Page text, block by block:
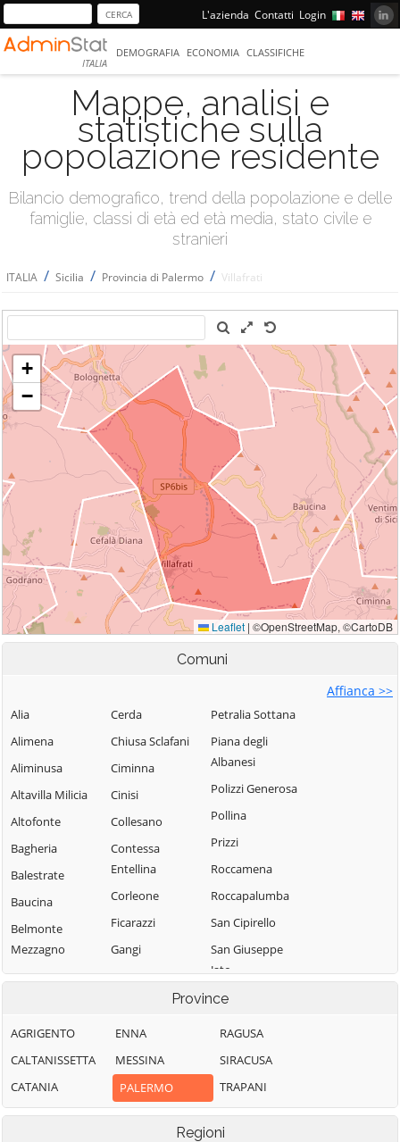
L'azienda Contatti Login
ITALIA
DEMOGRAFIA ECONOMIA CLASSIFICHE
Mappe, analisi e
statistiche sulla
popolazione residente
Bilancio demografico, trend della popolazione e delle
famiglie, classi di età ed età media, stato civile e
stranieri
ITALIA / Sicilia / Provincia di Palermo / Villafrati
Comuni
Affianca >>
Alia
Alimena
Aliminusa
Altavilla Milicia
Altofonte
Bagheria
Balestrate
Baucina
Belmonte
Mezzagno
Bisacquino
Bolognetta
Bompietro
Borgetto
Caccamo
Cerda
Chiusa Sclafani
Ciminna
Cinisi
Collesano
Contessa
Entellina
Corleone
Ficarazzi
Gangi
Geraci Siculo
Giuliana
Godrano
Gratteri
Isnello
Petralia Sottana
Piana degli
Albanesi
Polizzi Generosa
Pollina
Prizzi
Roccamena
Roccapalumba
San Cipirello
San Giuseppe
Jato
San Mauro
Gela
Santa Flavia
Sciara
Province
AGRIGENTO
CALTANISSETTA
CATANIA
ENNA
MESSINA
PALERMO
RAGUSA
SIRACUSA
TRAPANI
Regioni